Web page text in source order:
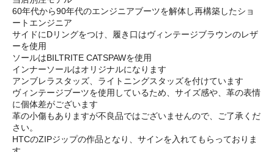
60年代から90年代のエンジニアブーツを解体し再構築したショ
ートエンジニア
サイドにDリングをつけ、履き口はヴィンテージブラウンのレザ
ーを使用
ソールはBILTRITE CATSPAWを使用
インナーソールはオリジナルになります
アンブレラスタッズ、ライトニングスタッズを付けています
ヴィンテージブーツを使用しているため、サイズ感や、革の表情
に個体差がございます
革の小傷もありますが不良品ではございませんので、ご了承くだ
さい。
HTCのZIPジップの作品となり、サインを入れてもらっておりま